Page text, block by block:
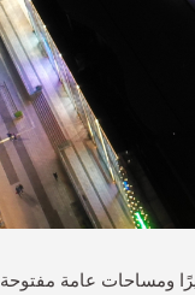
ومساحات عامة مفتوحة